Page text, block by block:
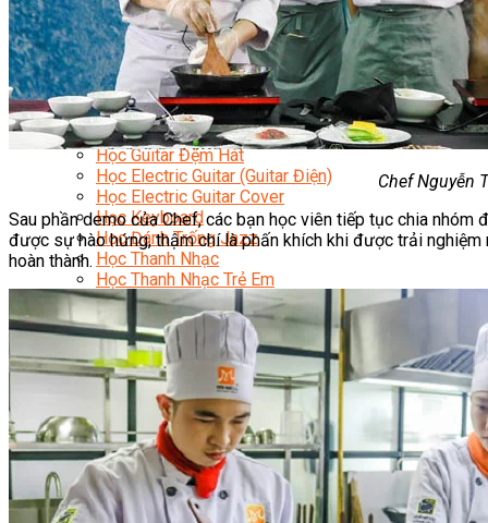
Ca Sĩ Chuyên Nghiệp
Học Đàn Violin
Học Violin Cover
Học Đàn Piano
Học Piano Đệm Hát
Học Piano Trẻ Em
Học Đàn Guitar
Học Guitar Đệm Hát
Học Electric Guitar (Guitar Điện)
Học Electric Guitar Cover
Học Keyboard
Học Đánh Trống Jazz
Học Thanh Nhạc
Học Thanh Nhạc Trẻ Em
Học Hát Hay Như Thần Tượng
Học K-POP Dance
Học Nhảy Hiện Đại
Chuyên Đề Tiktok Dance
Kỹ Thuật – Công Nghệ
Kỹ Thuật Viên Điện – Nước – Điện Lạnh Dân Dụng
Kỹ Thuật Viên Điện Lạnh Ô Tô
Kỹ Thuật Viên Điện – Điện Tử Ô Tô Cơ Bản
Kỹ Thuật Viên Điện Lạnh Dân Dụng
Kỹ Thuật Viên Điện Dân Dụng
Kỹ Thuật Viên Điện Công Nghiệp
Chef Nguyễn
Sau phần demo của Chef, các bạn học viên tiếp tục chia nhóm
được sự hào hứng, thậm chí là phấn khích khi được trải
hoàn thành.